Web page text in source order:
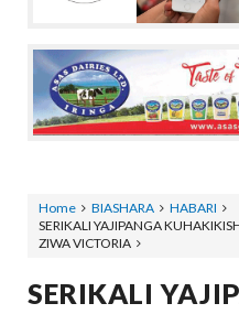
Home BIASHARA
HABARI
SERIKALI YAJIPANGA
ZIWA VICTORIA
SERIKALI